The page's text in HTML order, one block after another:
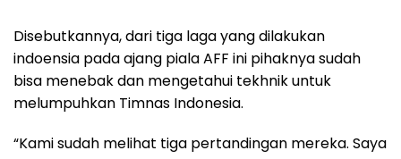
Disebutkannya, dari tiga laga yang dilakukan
indoensia pada ajang piala AFF ini pihaknya sudah
bisa menebak dan mengetahui tekhnik untuk
melumpuhkan Timnas Indonesia.
“Kami sudah melihat tiga pertandingan mereka. Saya